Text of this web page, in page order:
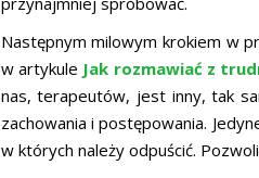
Następnym milowym krokiem w
w artykule Jak rozmawiać z
nas, terapeutów, jest inny, tak
zachowania i postępowania.
w których należy odpuścić.